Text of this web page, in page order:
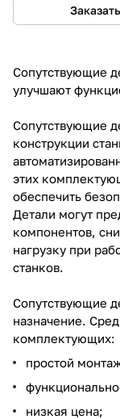
Заказать
Сопутствующие
улучшают
Сопутствующие
конструкции
этих
обеспечить
Детали могут
компонентов,
нагрузку при
станков.
Сопутствующие
назначение.
комплектующих:
простой
низкая цена;